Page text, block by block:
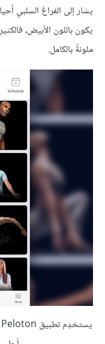
يشار إلى الفراغ السلبي
يكون باللون الأبيض،
ملونةً بالكامل.